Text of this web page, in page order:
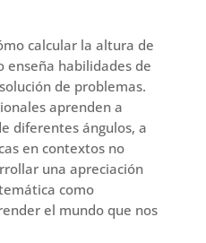
calcular la altura de
enseña habilidades de
de problemas.
aprenden a
diferentes ángulos, a
en contextos no
una apreciación
como
el mundo que nos